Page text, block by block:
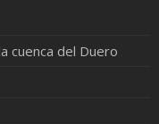
cuenca del Duero